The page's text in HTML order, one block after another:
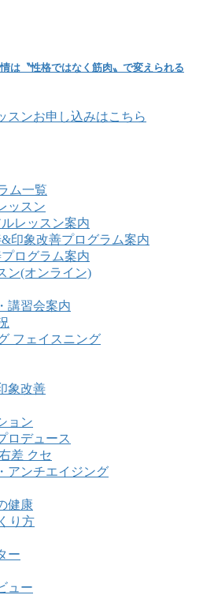
は〝性格ではなく筋肉〟で変えられる
ム一覧
ッスン
ルレッスン案内
印象改善プログラム案内
ログラム案内
ン(オンライン)
講習会案内
フェイスニング
象改善
ョン
ロデュース
差 クセ
アンチエイジング
健康
り方
ー
ュー